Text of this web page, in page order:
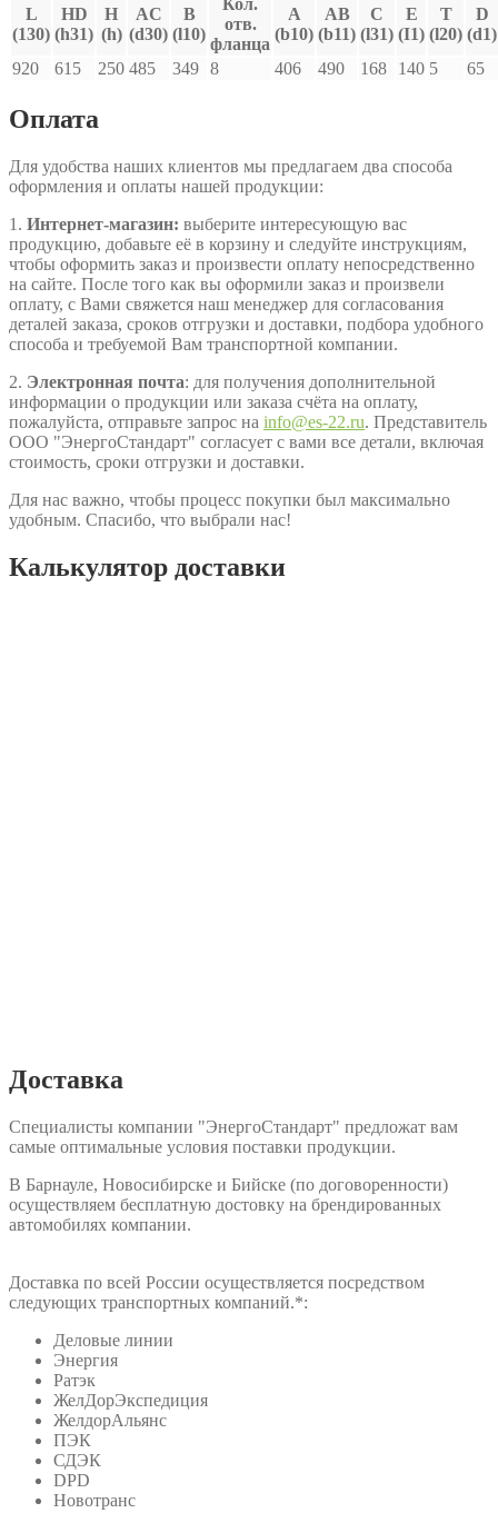
L
(130)
HD
(h31)
H
(h)
AC
(d30)
В
(l10)
Кол.
отв.
фланца
A
(b10)
AB
(b11)
C
(l31)
E
(I1)
T
(l20)
D
(d1)
920
615 250 485 349 8 406 490 168 140 5 65
Оплата
Для удобства наших клиентов мы предлагаем два способа
оформления и оплаты нашей продукции:
1. Интернет-магазин: выберите интересующую вас
продукцию, добавьте её в корзину и следуйте инструкциям,
чтобы оформить заказ и произвести оплату непосредственно
на сайте. После того как вы оформили заказ и произвели
оплату, с Вами свяжется наш менеджер для согласования
деталей заказа, сроков отгрузки и доставки, подбора удобного
способа и требуемой Вам транспортной компании.
2. Электронная почта: для получения дополнительной
информации о продукции или заказа счёта на оплату,
пожалуйста, отправьте запрос на info@es-22.ru. Представитель
ООО "ЭнергоСтандарт" согласует с вами все детали, включая
стоимость, сроки отгрузки и доставки.
Для нас важно, чтобы процесс покупки был максимально
удобным. Спасибо, что выбрали нас!
Калькулятор доставки
Доставка
Специалисты компании "ЭнергоСтандарт" предложат вам
самые оптимальные условия поставки продукции.
В Барнауле, Новосибирске и Бийске (по договоренности)
осуществляем бесплатную достовку на брендированных
автомобилях компании.
Доставка по всей России осуществляется посредством
следующих транспортных компаний.*:
Деловые линии
Энергия
Ратэк
ЖелДорЭкспедиция
ЖелдорАльянс
ПЭК
СДЭК
DPD
Новотранс